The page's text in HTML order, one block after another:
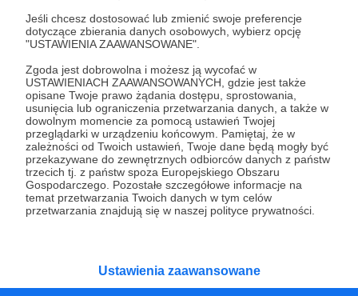
Jeśli chcesz dostosować lub zmienić swoje preferencje
dotyczące zbierania danych osobowych, wybierz opcję
"USTAWIENIA ZAAWANSOWANE".
Zgoda jest dobrowolna i możesz ją wycofać w
USTAWIENIACH ZAAWANSOWANYCH, gdzie jest także
opisane Twoje prawo żądania dostępu, sprostowania,
usunięcia lub ograniczenia przetwarzania danych, a także w
dowolnym momencie za pomocą ustawień Twojej
przeglądarki w urządzeniu końcowym. Pamiętaj, że w
zależności od Twoich ustawień, Twoje dane będą mogły być
przekazywane do zewnętrznych odbiorców danych z państw
trzecich tj. z państw spoza Europejskiego Obszaru
Gospodarczego. Pozostałe szczegółowe informacje na
temat przetwarzania Twoich danych w tym celów
przetwarzania znajdują się w naszej polityce prywatności.
Ustawienia zaawansowane
Udostępnij
Wojciech Górny Permisie.pl
Zobacz profil autora